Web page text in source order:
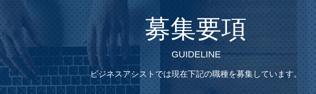
募集要項
GUIDELINE
ビジネスアシストでは現在下記の職種を募集しています。